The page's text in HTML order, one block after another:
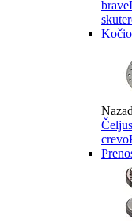
brave
Nazad
crevo